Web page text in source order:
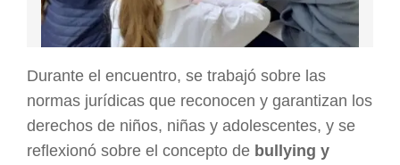
Durante el encuentro, se trabajó sobre las
normas jurídicas que reconocen y garantizan los
derechos de niños, niñas y adolescentes, y se
reflexionó sobre el concepto de bullying y